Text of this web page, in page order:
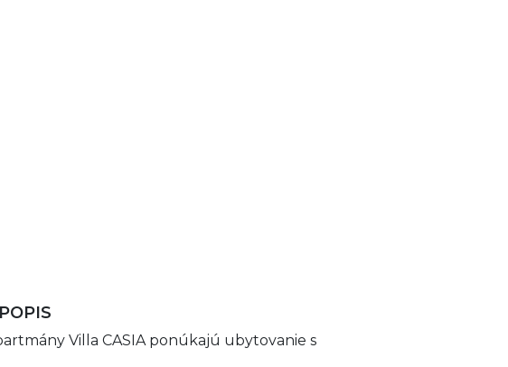
Villa CASIA ponúkajú ubytovanie s